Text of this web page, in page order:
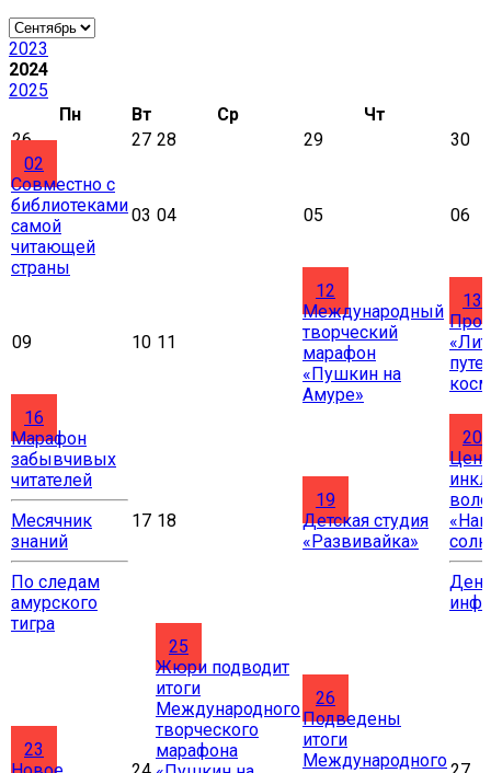
2023
2024
2025
Пн
Вт Ср
Чт
26
27 28 29
30
02
Совместно с
библиотеками
самой
читающей
страны
03 04 05 06
09 10 11
12
Международный
творческий
марафон
«Пушкин на
Амуре»
13
16
Марафон
забывчивых
читателей
Месячник
знаний
По следам
амурского
тигра
17 18
19
Детская студия
«Развивайка»
20
23
25
Жюри подводит
итоги
Международного
творческого
марафона
26
Подведены
итоги
Международного